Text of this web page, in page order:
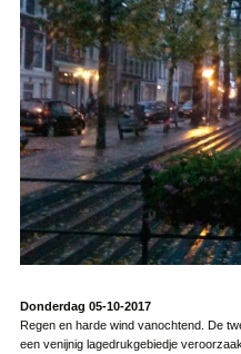
Donderdag 05-10-2017
Regen en harde wind vanochtend. De
een venijnig lagedrukgebiedje